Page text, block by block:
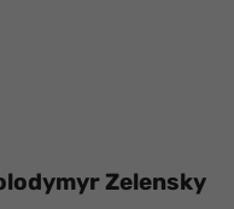
Zelensky